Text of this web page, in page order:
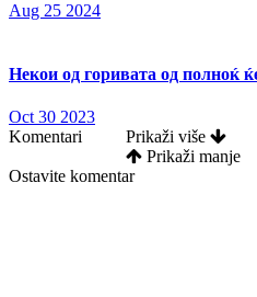
Aug 25 2024
Некои од горивата од полноќ
Oct 30 2023
Komentari
Prikaži više
Prikaži manje
Ostavite komentar